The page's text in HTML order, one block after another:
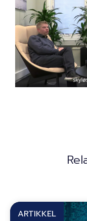
ARTIKKEL